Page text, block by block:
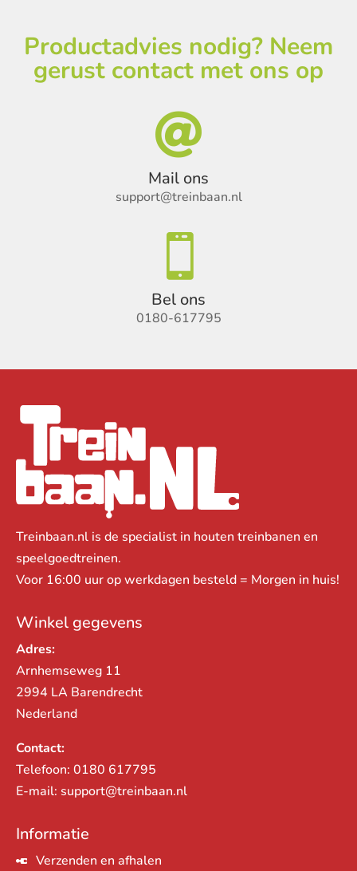
Productadvies nodig? Neem
gerust contact met ons op

Mail ons
support@treinbaan.nl

Bel ons
0180-617795
Treinbaan.nl is de specialist in houten treinbanen en
speelgoedtreinen.
Voor 16:00 uur op werkdagen besteld = Morgen in huis!
Winkel gegevens
Adres:
Arnhemseweg 11
2994 LA Barendrecht
Nederland
Contact:
Telefoon: 0180 617795
E-mail: support@treinbaan.nl
Informatie
Verzenden en afhalen